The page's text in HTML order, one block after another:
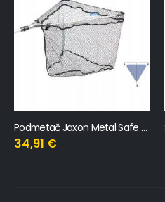
Podmetač Jaxon Metal Safe 260gr
34,91 €